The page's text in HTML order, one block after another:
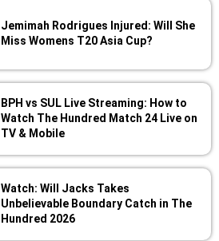
Jemimah Rodrigues Injured: Will She
Miss Womens T20 Asia Cup?
BPH vs SUL Live Streaming: How to
Watch The Hundred Match 24 Live on
TV & Mobile
Watch: Will Jacks Takes
Unbelievable Boundary Catch in The
Hundred 2026